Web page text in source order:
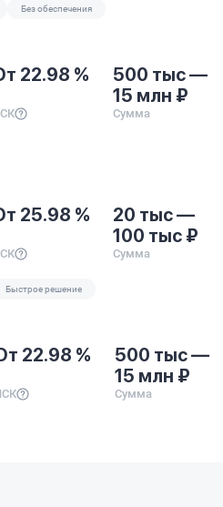
Без обеспечения
22.98 %
500 тыс —
15 млн ₽
Сумма
25.98 %
20 тыс —
100 тыс ₽
Сумма
Быстрое решение
22.98 %
500 тыс —
15 млн ₽
Сумма